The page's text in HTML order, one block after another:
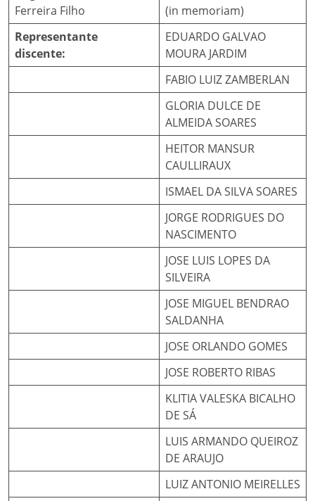
Ferreira Filho
(in memoriam)
Representante
discente:
EDUARDO GALVAO
MOURA JARDIM
FABIO LUIZ ZAMBERLAN
GLORIA DULCE DE
ALMEIDA SOARES
HEITOR MANSUR
CAULLIRAUX
ISMAEL DA SILVA SOARES
JORGE RODRIGUES DO
NASCIMENTO
JOSE LUIS LOPES DA
SILVEIRA
JOSE MIGUEL BENDRAO
SALDANHA
JOSE ORLANDO GOMES
JOSE ROBERTO RIBAS
KLITIA VALESKA BICALHO
DE SÁ
LUIS ARMANDO QUEIROZ
DE ARAUJO
LUIZ ANTONIO MEIRELLES